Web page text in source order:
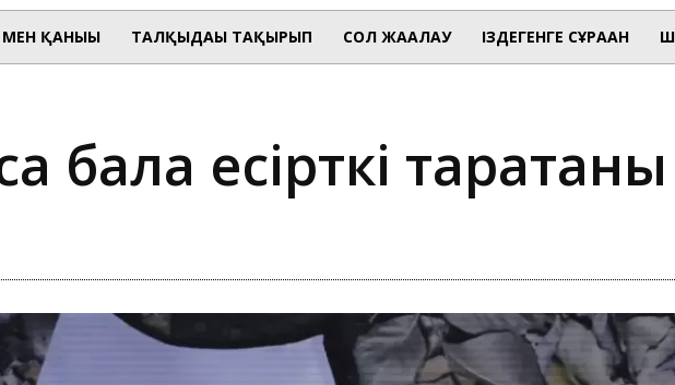
МЕН ҚАНЫҒЫ ТАЛҚЫДАҒЫ ТАҚЫРЫП СОЛ ЖАҒАЛАУ ІЗДЕГЕНГЕ СҰРАҒАН
бала есірткі